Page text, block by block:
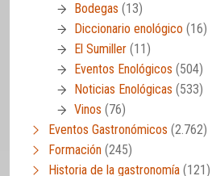
Bodegas (13)
Diccionario enológico (16)
El Sumiller (11)
Eventos Enológicos (504)
Noticias Enológicas (533)
Vinos (76)
Eventos Gastronómicos (2.762)
Formación (245)
Historia de la gastronomía (121)